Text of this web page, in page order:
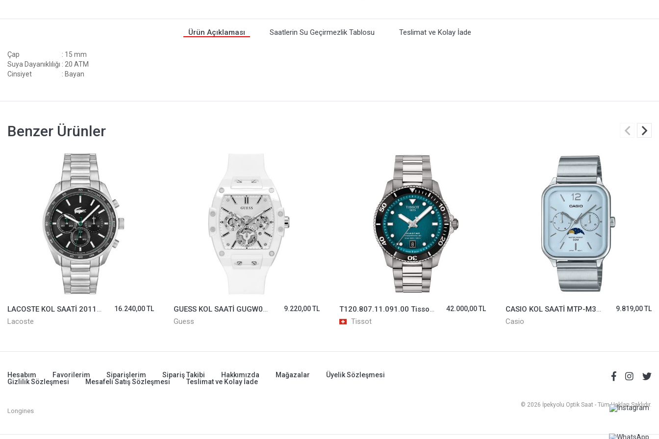
Ürün Açıklaması Saatlerin Su Geçirmezlik Tablosu Teslimat ve Kolay İade
Çap
: 15 mm
Suya Dayanıklılığı : 20 ATM
Cinsiyet
: Bayan
Benzer Ürünler
LACOSTE KOL SAATİ 2011347
Lacoste
16.240,00 TL
GUESS KOL SAATİ GUGW0203G2
Guess
9.220,00 TL
T120.807.11.091.00 Tissot Seastar 1000 Erkek Kol Saati T1208071109100
Tissot
42.000,00 TL
CASIO KOL SAATİ MTP-M305D-2AVDF
Casio
9.819,00 TL
Hesabım Favorilerim Siparişlerim Sipariş Takibi Hakkımızda Mağazalar
Üyelik Sözleşmesi
Gizlilik Sözleşmesi
Mesafeli Satış Sözleşmesi Teslimat ve Kolay İade
Longines
© 2026 İpekyolu Optik Saat - Tüm Hakları Saklıdır.